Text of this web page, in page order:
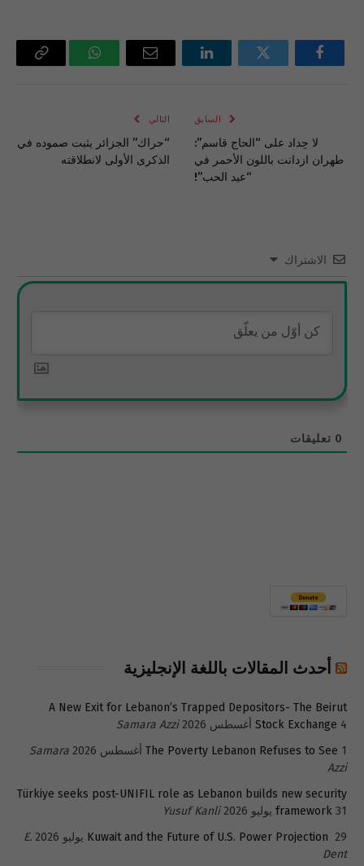
فيسبوك تويتر لينكدإن
البريد
واتساب Copy
السابق
لا حِداد على “الحاج قاسم”:
طهران ازدانت باللون الأحمر في
“عيد الحب”!
التالي
“حراك” الجزائر يثبت صموده في
الذكرى الأولى لانطلاقته
الاشتراك
0 تعليقات
أحدث المقالات باللغة الإنجليزية
A New Exit for Lebanon’s Trapped Depositors- The Beirut
Stock Exchange 4 أغسطس 2026
Samara Azzi
The Poverty Lebanon Refuses to See 1 أغسطس 2026
Samara
Azzi
Türkiye seeks post-UNIFIL role as Lebanon builds new security
framework 31 يوليو 2026
Yusuf Kanli
Kuwait and the Future of U.S. Power Projection 29 يوليو 2026
E.
Dent